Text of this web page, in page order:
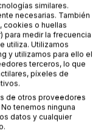
similares.
necesarias. También
cookies o huellas
para medir la frecuencia
utiliza. Utilizamos
y utilizamos para ello el
terceros, lo que
píxeles de
de otros proveedores
tenemos ninguna
datos y cualquier